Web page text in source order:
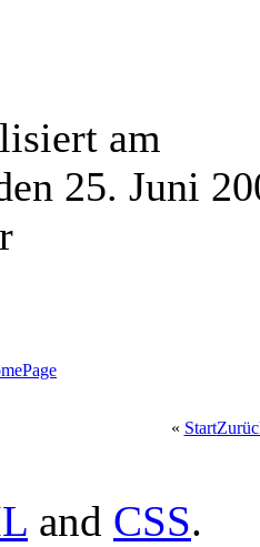
am
25. Juni
« Start
and CSS.